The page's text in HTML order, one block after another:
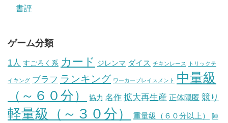
書評
ゲーム分類
1人 すごろく系 カード ジレンマ ダイス チキンレース トリックテ
イキング ブラフ ランキング ワーカープレイスメント 中量級
（～６０分）
協力 名作 拡大再生産 正体隠匿 競り
軽量級（～３０分） 重量級（６０分以上） 陣